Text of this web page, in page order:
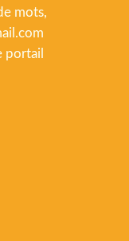
mots,
portail